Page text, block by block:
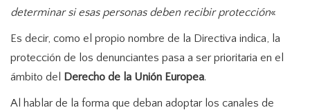
determinar si esas personas deben recibir protección«
Es decir, como el propio nombre de la Directiva indica, la
protección de los denunciantes pasa a ser prioritaria en el
ámbito del
Derecho de la Unión Europea.
Al hablar de la forma que deban adoptar los canales de